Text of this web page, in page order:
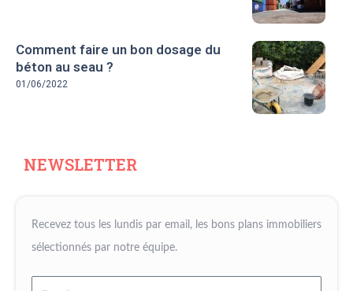
Comment faire un bon dosage du
béton au seau ?
01/06/2022
NEWSLETTER
Recevez tous les lundis par email, les bons plans immobiliers
sélectionnés par notre équipe.
Email